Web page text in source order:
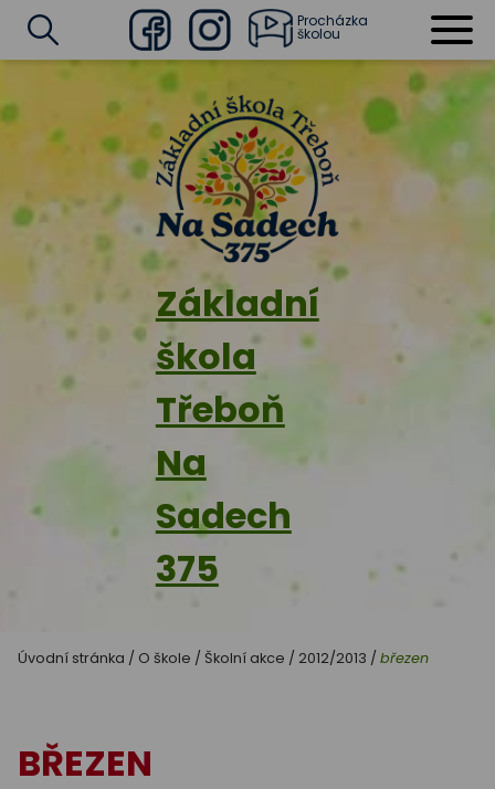
Základní
škola
Třeboň
Na
Sadech
375
FacebookInstagram
Procházka
školou
Úvodní stránka / O škole / Školní akce / 2012/2013 / březen
BŘEZEN